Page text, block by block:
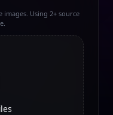
images. Using 2+ source